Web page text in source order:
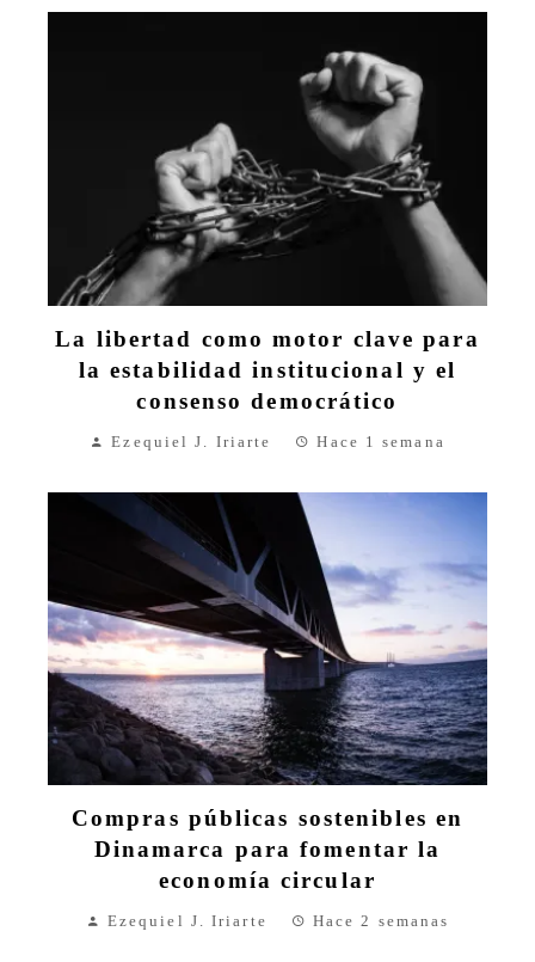
La libertad como motor clave para
la estabilidad institucional y el
consenso democrático
Ezequiel J. Iriarte Hace 1 semana
Compras públicas sostenibles en
Dinamarca para fomentar la
economía circular
Ezequiel J. Iriarte Hace 2 semanas